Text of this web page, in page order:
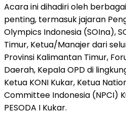
Acara ini dihadiri oleh
penting, termasuk jajaran
Olympics Indonesia (SOIna),
Timur, Ketua/Manajer dari
Provinsi Kalimantan Timur,
Daerah, Kepala OPD di
Ketua KONI Kukar, Ketua
Committee Indonesia (NPCI)
PESODA I Kukar.